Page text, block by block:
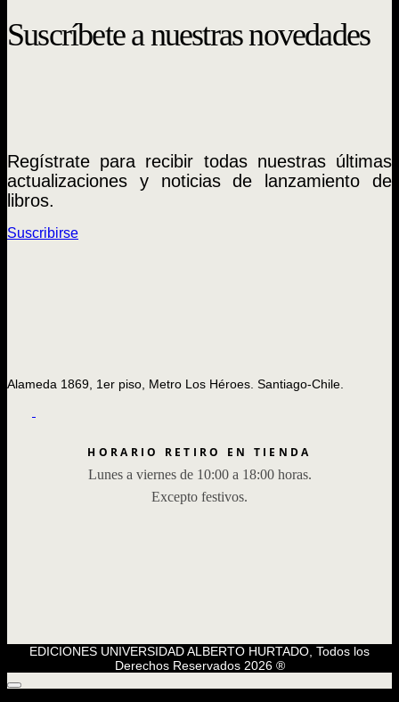
Suscríbete a nuestras novedades
Regístrate para recibir todas nuestras últimas
actualizaciones y noticias de lanzamiento de
libros.
Suscribirse
Alameda 1869, 1er piso, Metro Los Héroes. Santiago-Chile.
HORARIO RETIRO EN TIENDA
Lunes a viernes de 10:00 a 18:00 horas.
Excepto festivos.
EDICIONES UNIVERSIDAD ALBERTO HURTADO, Todos los
Derechos Reservados 2026 ®